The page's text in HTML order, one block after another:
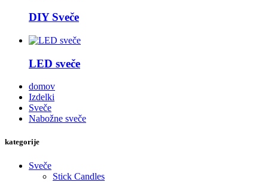
DIY Sveče
LED sveče
domov
Izdelki
Sveče
Nabožne sveče
kategorije
Sveče
Stick Candles